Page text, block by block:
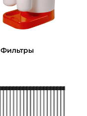
Фильтры